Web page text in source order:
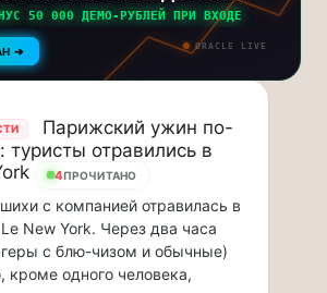
50 000 ДЕМО-РУБЛЕЙ ПРИ ВХОДЕ
➔ ORACLE LIVE
Парижский ужин по-
туристы отравились в
4ПРОЧИТАНО
с компанией отравилась в
New York. Через два часа
с блю-чизом и обычные)
кроме одного человека,